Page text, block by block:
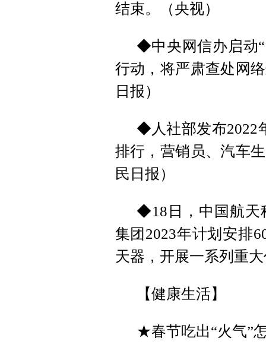
结束。（央视）
◆中央网信办启动“
行动，将严肃查处网
日报）
◆人社部发布2022
排行，营销员、汽车
民日报）
◆18日，中国航天
集团2023年计划安排
天器，开展一系列重
【健康生活】
★春节吃出“火气”